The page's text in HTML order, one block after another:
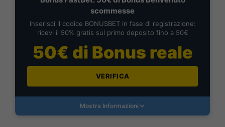
scommesse
Inserisci il codice BONUSBET in fase di registrazione:
ricevi il 50% gratis sul primo deposito fino a 50€
50€ di Bonus reale
VERIFICA
Mostra Informazioni